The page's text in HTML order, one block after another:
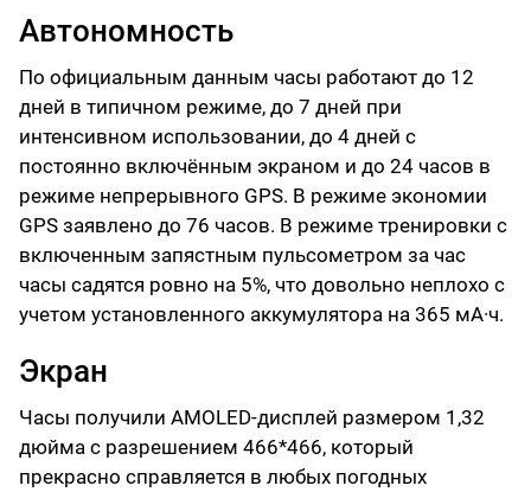
Автономность
По официальным данным часы работают до 12
дней в типичном режиме, до 7 дней при
интенсивном использовании, до 4 дней с
постоянно включённым экраном и до 24 часов в
режиме непрерывного GPS. В режиме экономии
GPS заявлено до 76 часов. В режиме тренировки с
включенным запястным пульсометром за час
часы садятся ровно на 5%, что довольно неплохо с
учетом установленного аккумулятора на 365 мА·ч.
Экран
Часы получили AMOLED-дисплей размером 1,32
дюйма с разрешением 466*466, который
прекрасно справляется в любых погодных